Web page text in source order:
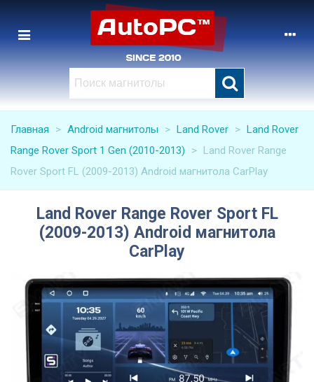
Главная > Android магнитолы > Land Rover > Land Rover
Range Rover Sport 1 Gen (2010-2013)
> Land Rover Range
Rover Sport FL (2009-2013) Android магнитола CarPlay
Land Rover Range Rover Sport FL
(2009-2013) Android магнитола
CarPlay